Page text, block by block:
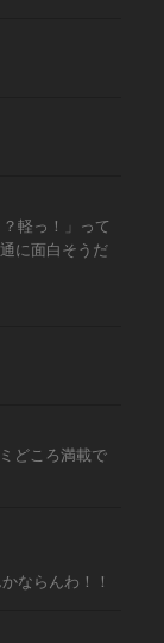
軽っ！」って
に面白そうだ
どころ満載で
ならんわ！！